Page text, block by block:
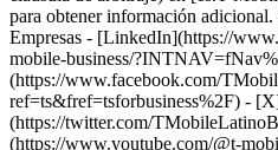
para obtener información
Empresas - [LinkedIn](https://
mobile-business/
(https://www.facebook.com/
ref=ts&fref=tsforbusiness%2F) -
(https://twitter.com/
(https://www.youtube.com/@t-